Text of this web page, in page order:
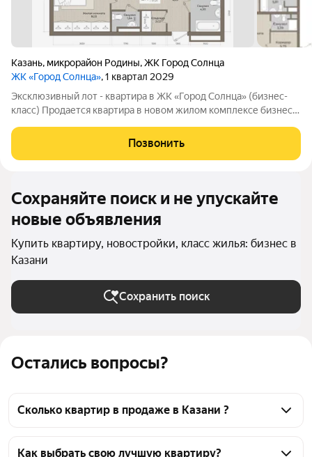
Остались вопросы?
Сколько квартир в продаже в Казани ?
квартир, из них 2 объявления от собственников, 15
Как выбрать свою лучшую квартиру?
Казань, микрорайон Родины,ЖК Город Солнца
ЖК «Город Солнца», 1 квартал 2029
Эксклюзивный лот - квартира в ЖК «Город Солнца» (бизнес-
класс) Продается квартира в новом жилом комплексе бизнес-
с уютом и природой. Комплекс расположен в удобной локации
на пересечении
Позвонить
Сохраняйте поиск и не упускайте
новые объявления
Купить квартиру, новостройки, класс жилья: бизнес в
Казани
Сохранить поиск